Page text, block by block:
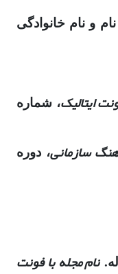
و نام خانوادگی
ایتالیک، شماره
سازمانی، دوره
نام مجله با فونت